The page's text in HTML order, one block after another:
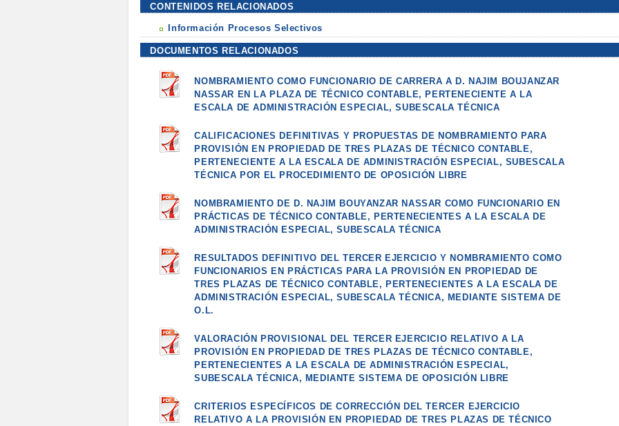
CONTENIDOS RELACIONADOS
Información Procesos Selectivos
DOCUMENTOS RELACIONADOS
NOMBRAMIENTO COMO FUNCIONARIO DE CARRERA A D. NAJIM BOUJANZAR
NASSAR EN LA PLAZA DE TÉCNICO CONTABLE, PERTENECIENTE A LA
ESCALA DE ADMINISTRACIÓN ESPECIAL, SUBESCALA TÉCNICA
CALIFICACIONES DEFINITIVAS Y PROPUESTAS DE NOMBRAMIENTO PARA
PROVISIÓN EN PROPIEDAD DE TRES PLAZAS DE TÉCNICO CONTABLE,
PERTENECIENTE A LA ESCALA DE ADMINISTRACIÓN ESPECIAL, SUBESCALA
TÉCNICA POR EL PROCEDIMIENTO DE OPOSICIÓN LIBRE
NOMBRAMIENTO DE D. NAJIM BOUYANZAR NASSAR COMO FUNCIONARIO EN
PRÁCTICAS DE TÉCNICO CONTABLE, PERTENECIENTES A LA ESCALA DE
ADMINISTRACIÓN ESPECIAL, SUBESCALA TÉCNICA
RESULTADOS DEFINITIVO DEL TERCER EJERCICIO Y NOMBRAMIENTO COMO
FUNCIONARIOS EN PRÁCTICAS PARA LA PROVISIÓN EN PROPIEDAD DE
TRES PLAZAS DE TÉCNICO CONTABLE, PERTENECIENTES A LA ESCALA DE
ADMINISTRACIÓN ESPECIAL, SUBESCALA TÉCNICA, MEDIANTE SISTEMA DE
O.L.
VALORACIÓN PROVISIONAL DEL TERCER EJERCICIO RELATIVO A LA
PROVISIÓN EN PROPIEDAD DE TRES PLAZAS DE TÉCNICO CONTABLE,
PERTENECIENTES A LA ESCALA DE ADMINISTRACIÓN ESPECIAL,
SUBESCALA TÉCNICA, MEDIANTE SISTEMA DE OPOSICIÓN LIBRE
CRITERIOS ESPECÍFICOS DE CORRECCIÓN DEL TERCER EJERCICIO
RELATIVO A LA PROVISIÓN EN PROPIEDAD DE TRES PLAZAS DE TÉCNICO